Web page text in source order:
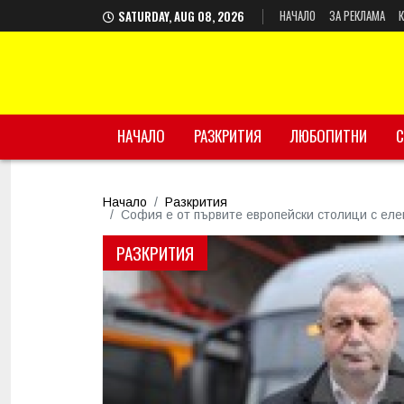
SATURDAY, AUG 08, 2026 НАЧАЛО ЗА РЕКЛАМА
НАЧАЛО РАЗКРИТИЯ ЛЮБОПИТНИ
Начало
Разкрития
София е от първите европейски столици с
РАЗКРИТИЯ